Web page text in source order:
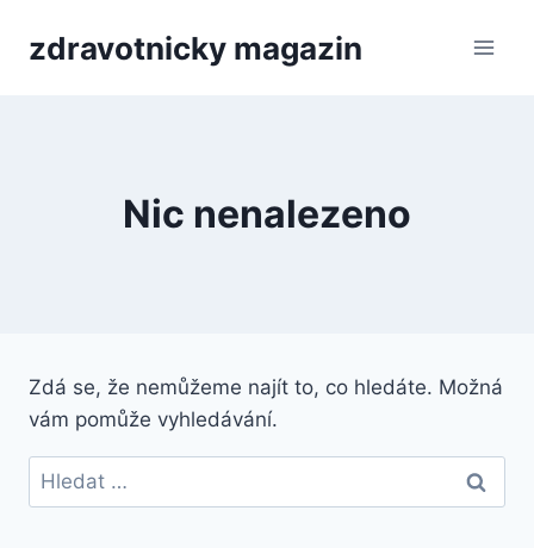
zdravotnicky magazin
Nic nenalezeno
Zdá se, že nemůžeme najít to, co hledáte. Možná
vám pomůže vyhledávání.
Vyhledávání